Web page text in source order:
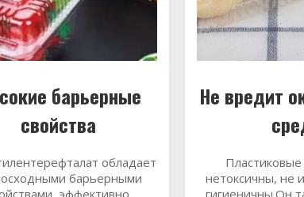
барьерные
свойства
обладает
барьерными
эффективно
Не вредит
нетоксичны, не
гигиеничны.Он